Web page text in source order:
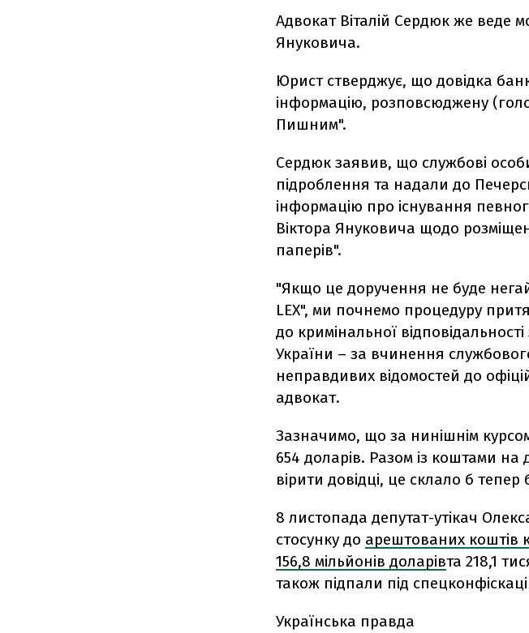
Адвокат Віталій Сердюк же веде
Януковича.
Юрист стверджує, що довідка
інформацію, розповсюджену
Пишним".
Сердюк заявив, що службові
підроблення та надали до
інформацію про існування
Віктора Януковича щодо
паперів".
"Якщо це доручення не буде
LEX", ми почнемо процедуру
до кримінальної
України – за вчинення
неправдивих відомостей до
адвокат.
Зазначимо, що за нинішнім
654 доларів. Разом із коштами
вірити довідці, це склало б
8 листопада депутат-утікач
стосунку до арештованих коштів
156,8 мільйонів доларівта 218,1
також підпали під
Українська правда